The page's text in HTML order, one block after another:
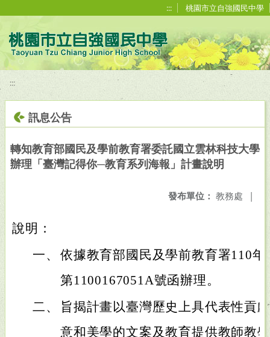
::: 桃園市立自強國民中學
:::
訊息公告
轉知教育部國民及學前教育署委託國立雲林科技大學
辦理「臺灣記得你─教育系列海報」計畫說明
發布單位： 教務處 |
說明：
一、 依據教育部國民及學前教育署110
第1100167051A號函辦理。
二、
旨揭計畫以臺灣歷史上具代表性貢
意和美學的文案及教育提供教師教